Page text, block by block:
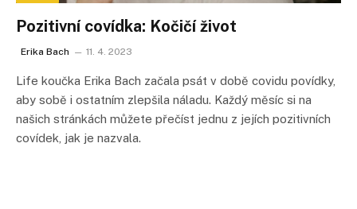
Pozitivní covídka: Kočičí život
Erika Bach 11. 4. 2023
Life koučka Erika Bach začala psát v době covidu povídky,
aby sobě i ostatním zlepšila náladu. Každý měsíc si na
našich stránkách můžete přečíst jednu z jejích pozitivních
covídek, jak je nazvala.